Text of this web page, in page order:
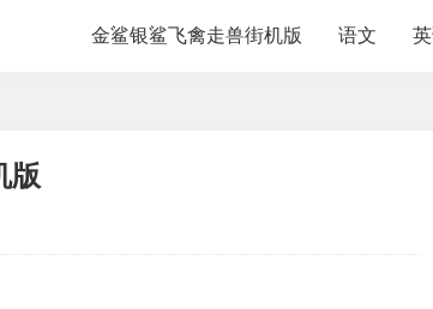
金鲨银鲨飞禽走兽街机版 语文
版